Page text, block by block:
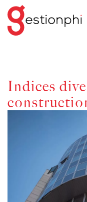
Indices